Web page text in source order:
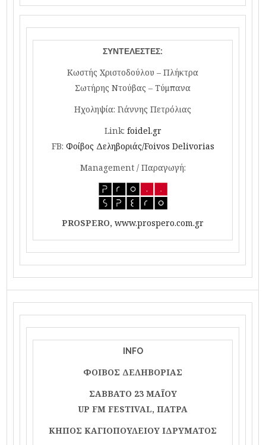
ΣΥΝΤΕΛΕΣΤΕΣ:
Κωστής Χριστοδούλου – Πλήκτρα
Σωτήρης Ντούβας – Τύμπανα
Ηχοληψία: Γιάννης Πετρόλιας
Link: foidel.gr
FB: Φοίβος Δεληβοριάς/Foivos Delivorias
Management / Παραγωγή:
PROSPERO,www.prospero.com.gr
INFO
ΦΟΙΒΟΣ ΔΕΛΗΒΟΡΙΑΣ
ΣΑΒΒΑΤΟ 23 ΜΑΪΟΥ
UP FM FESTIVAL, ΠΑΤΡΑ
ΚΗΠΟΣ ΚΑΓΙΟΠΟΥΛΕΙΟΥ ΙΔΡΥΜΑΤΟΣ